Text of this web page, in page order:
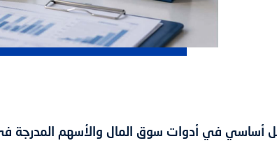
في أدوات سوق المال والأسهم المدرجة في